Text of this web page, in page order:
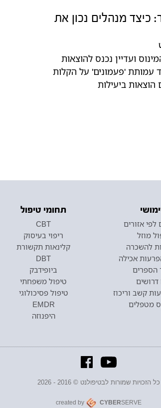
מנהלים נכון את
ועדיין נכנס להוצאות
עמותת 'פעמונים' על הקלות
ביעילות
אזורים
מוזל
להשכרה
אכילה
הספרים
דרושים
קשב וריכוז
מטפלים
תחומי טיפול
CBT
ריפוי בעיסוק
קלינאות תקשורת
DBT
ביופידבק
טיפול משפחתי
טיפול פסיכולוגי
EMDR
היפנוזה
כל הזכויות שמורות לבטיפולנט © 2016 - 2026
created by CYBERSERVE